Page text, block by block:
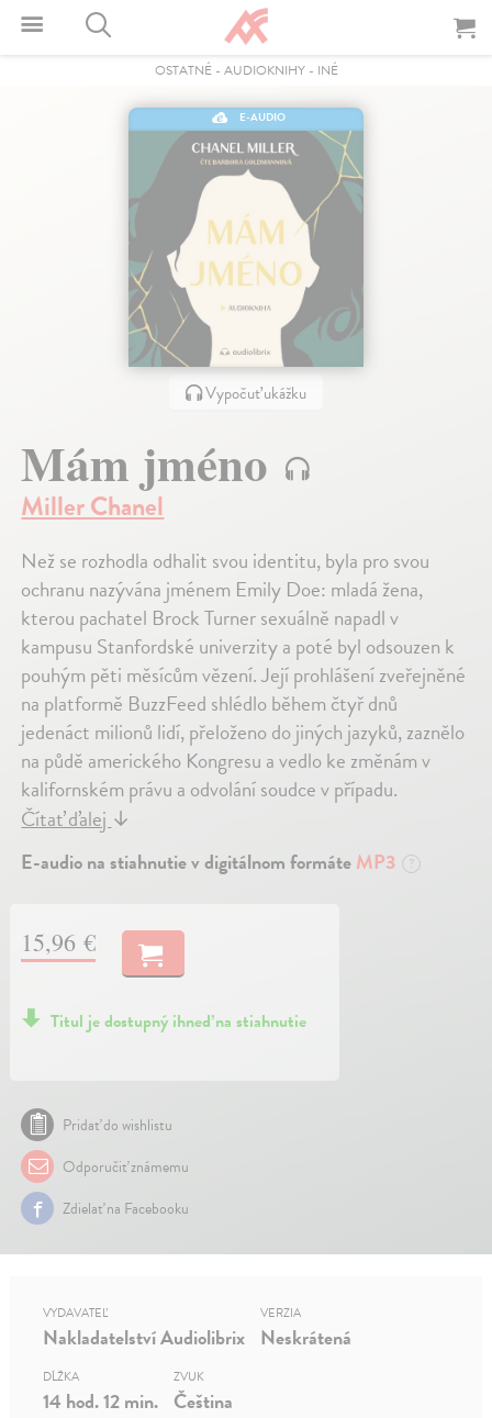
OSTATNÉ- AUDIOKNIHY- INÉ
E-AUDIO
Vypočuť ukážku
Mám jméno
Miller Chanel
Než se rozhodla odhalit svou identitu, byla pro svou
ochranu nazývána jménem Emily Doe: mladá žena,
kterou pachatel Brock Turner sexuálně napadl v
kampusu Stanfordské univerzity a poté byl odsouzen k
pouhým pěti měsícům vězení. Její prohlášení zveřejněné
na platformě BuzzFeed shlédlo během čtyř dnů
jedenáct milionů lidí, přeloženo do jiných jazyků, zaznělo
na půdě amerického Kongresu a vedlo ke změnám v
kalifornském právu a odvolání soudce v případu.
Čítať ďalej↓
E-audio na stiahnutie v digitálnom formáteMP3 ?
15,96 €
Titul je dostupný ihneď na stiahnutie
Pridať do wishlistu
Odporučiť známemu
Zdielať na Facebooku
VYDAVATEĽ
Nakladatelství Audiolibrix
VERZIA
Neskrátená
DĹŽKA
14 hod. 12 min.
ZVUK
Čeština